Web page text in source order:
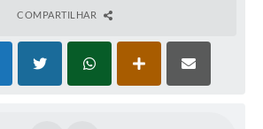
COMPARTILHAR